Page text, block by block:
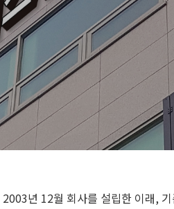
년 12월 회사를 설립한 이래,